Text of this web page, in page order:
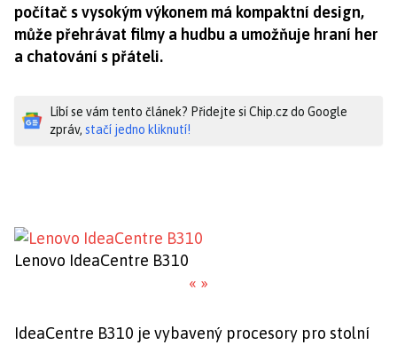
počítač s vysokým výkonem má kompaktní design,
může přehrávat filmy a hudbu a umožňuje hraní her
a chatování s přáteli.
Líbí se vám tento článek? Přidejte si Chip.cz do Google
zpráv, stačí jedno kliknutí!
Lenovo IdeaCentre B310
« »
IdeaCentre B310 je vybavený procesory pro stolní